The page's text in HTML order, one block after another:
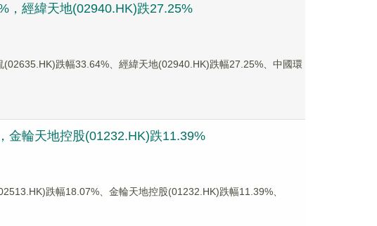
，經緯天地(02940.HK)跌27.25%
跌幅33.64%、經緯天地(02940.HK)跌幅27.25%、中國環
金輪天地控股(01232.HK)跌11.39%
跌幅18.07%、金輪天地控股(01232.HK)跌幅11.39%、